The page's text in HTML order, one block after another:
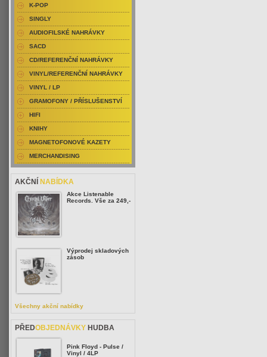
K-POP
SINGLY
AUDIOFILSKÉ NAHRÁVKY
SACD
CD/REFERENČNÍ NAHRÁVKY
VINYL/REFERENČNÍ NAHRÁVKY
VINYL / LP
GRAMOFONY / PŘÍSLUŠENSTVÍ
HIFI
KNIHY
MAGNETOFONOVÉ KAZETY
MERCHANDISING
AKČNÍ NABÍDKA
Akce Listenable
Records. Vše za 249,-
Výprodej skladových
zásob
Všechny akční nabídky
PŘEDOBJEDNÁVKY HUDBA
Pink Floyd - Pulse /
Vinyl / 4LP